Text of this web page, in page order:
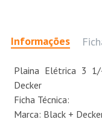
Informações
Plaina Elétrica 3
Decker
Ficha Técnica:
Marca: Black +